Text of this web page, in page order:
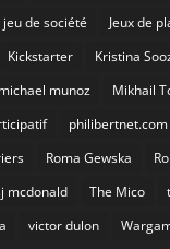
jeu de société
Jeux de
Kickstarter
Kristina
michael munoz
Mikhail
philibertnet.com
Roma Gewska
mcdonald The Mico
victor dulon